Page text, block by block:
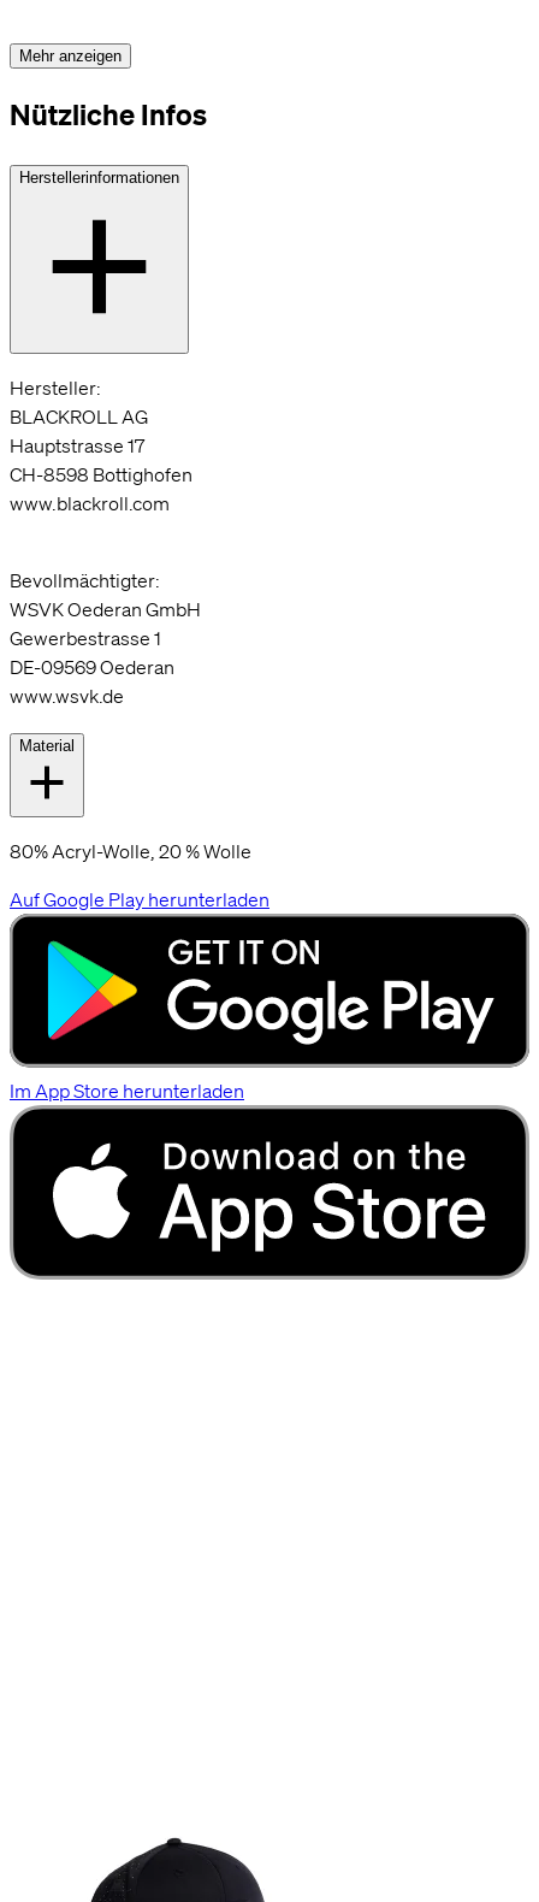
Mehr anzeigen
Nützliche Infos
Herstellerinformationen
Hersteller:
BLACKROLL AG
Hauptstrasse 17
CH-8598 Bottighofen
www.blackroll.com
Bevollmächtigter:
WSVK Oederan GmbH
Gewerbestrasse 1
DE-09569 Oederan
www.wsvk.de
Material
80% Acryl-Wolle, 20 % Wolle
Auf Google Play herunterladen
Im App Store herunterladen